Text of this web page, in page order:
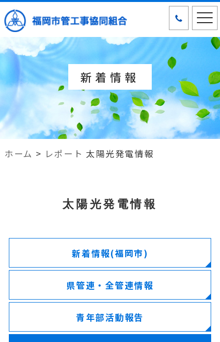
新着情報
ホーム > レポート 太陽光発電情報
太陽光発電情報
新着情報(福岡市)
県管連・全管連情報
青年部活動報告